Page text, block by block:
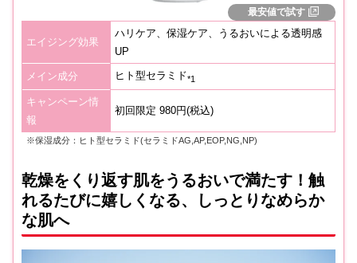
最安値で試す
エイジング効果
ハリケア、保湿ケア、うるおいによる透明感
UP
メイン成分 ヒト型セラミド*1
キャンペーン情
報
初回限定 980円(税込)
※保湿成分：ヒト型セラミド(セラミドAG,AP,EOP,NG,NP)
乾燥をくり返す肌をうるおいで満たす！触
れるたびに嬉しくなる、しっとりなめらか
な肌へ